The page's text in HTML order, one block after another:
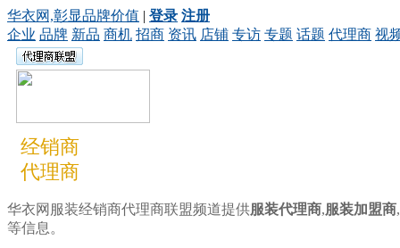
华衣网,彰显品牌价值 | 登录 注册
企业 品牌 新品 商机 招商 资讯 店铺 专访 专题 话题 代理商 视
经销商
代理商
华衣网服装经销商代理商联盟频道提供服装代理商, 服装加盟商,
等信息。